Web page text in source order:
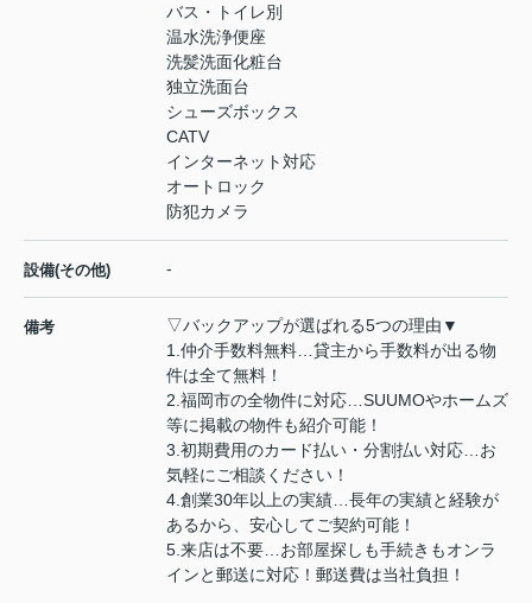
バス・トイレ別
温水洗浄便座
洗髪洗面化粧台
独立洗面台
シューズボックス
CATV
インターネット対応
オートロック
防犯カメラ
設備(その他) -
備考
▽バックアップが選ばれる5つの理由▼
1.仲介手数料無料…貸主から手数料が出る物
件は全て無料！
2.福岡市の全物件に対応…SUUMOやホームズ
等に掲載の物件も紹介可能！
3.初期費用のカード払い・分割払い対応…お
気軽にご相談ください！
4.創業30年以上の実績…長年の実績と経験が
あるから、安心してご契約可能！
5.来店は不要…お部屋探しも手続きもオンラ
インと郵送に対応！郵送費は当社負担！